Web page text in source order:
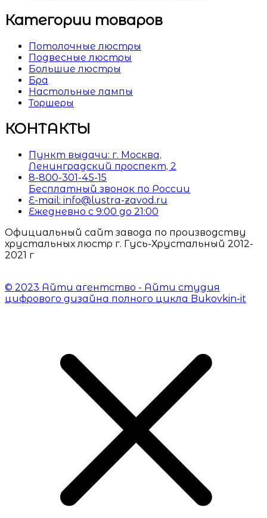
Категории товаров
Потолочные люстры
Подвесные люстры
Большие люстры
Бра
Настольные лампы
Торшеры
КОНТАКТЫ
Пункт выдачи: г. Москва,
Ленинградский проспект, 2
8-800-301-45-15
Бесплатный звонок по России
E-mail: info@lustra-zavod.ru
Ежедневно с 9:00 до 21:00
Официальный сайт завода по производству
хрустальных люстр г. Гусь-Хрустальный 2012-
2021 г
© 2023 Айти агентство - Айти студия
цифрового дизайна полного цикла Bukovkin-it